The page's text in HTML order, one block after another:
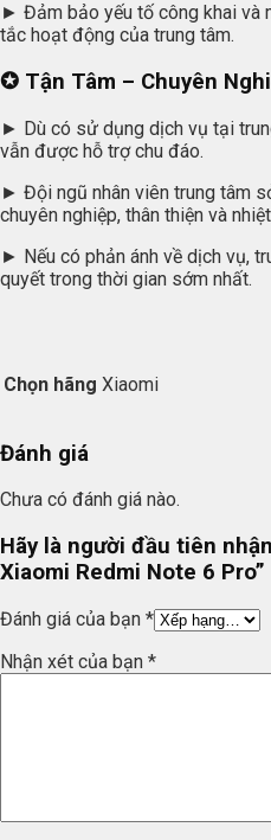
► Đảm bảo yếu tố công khai và
tắc hoạt động của trung tâm.
✪ Tận Tâm – Chuyên
► Dù có sử dụng dịch vụ tại
vẫn được hỗ trợ chu đáo.
► Đội ngũ nhân viên trung tâm
chuyên nghiệp, thân thiện và
► Nếu có phản ánh về dịch vụ,
quyết trong thời gian sớm nhất.
Chọn hãng Xiaomi
Đánh giá
Chưa có đánh giá nào.
Hãy là người đầu tiên
Xiaomi Redmi Note 6 Pro”
Đánh giá của bạn *
Nhận xét của bạn *